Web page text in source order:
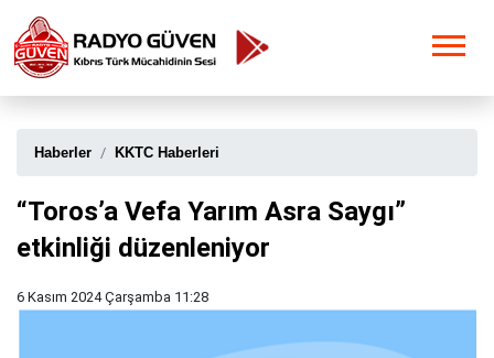
Haberler KKTC Haberleri
“Toros’a Vefa Yarım Asra Saygı”
etkinliği düzenleniyor
6 Kasım 2024 Çarşamba 11:28